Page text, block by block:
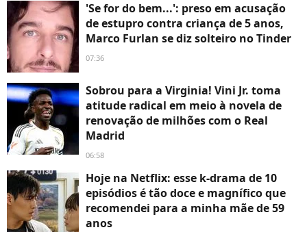
'Se for do bem...': preso em acusação
de estupro contra criança de 5 anos,
Marco Furlan se diz solteiro no Tinder
07:36
Sobrou para a Virginia! Vini Jr. toma
atitude radical em meio à novela de
renovação de milhões com o Real
Madrid
06:58
Hoje na Netflix: esse k-drama de 10
episódios é tão doce e magnífico que
recomendei para a minha mãe de 59
anos